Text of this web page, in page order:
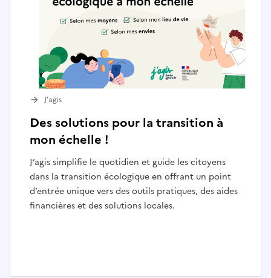
Des solutions pour la transition à
mon échelle !
J’agis simplifie le quotidien et guide les citoyens
dans la transition écologique en offrant un point
d’entrée unique vers des outils pratiques, des aides
financières et des solutions locales.
J’agis